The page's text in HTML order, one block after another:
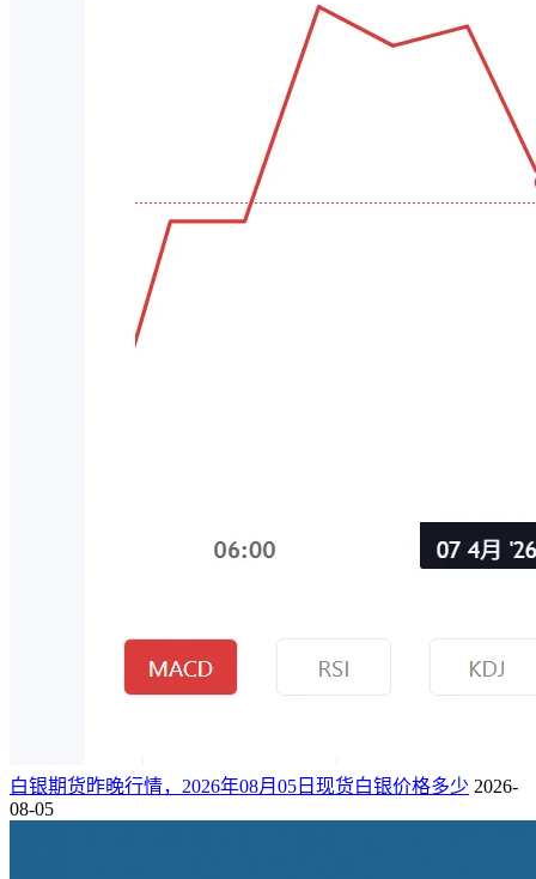
白银期货昨晚行情，2026年08月05日现货白银价格多少 2026-
08-05